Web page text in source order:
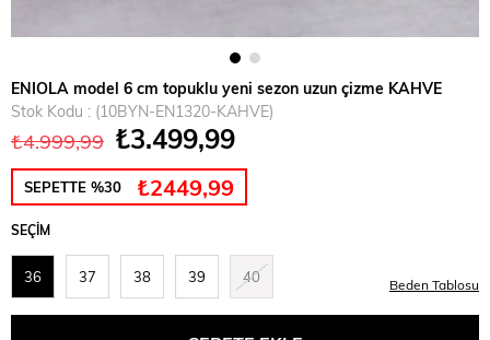
ENIOLA model 6 cm topuklu yeni sezon uzun çizme KAHVE
Stok Kodu
(10BYN-EN1320-KAHVE)
₺4.999,99 ₺3.499,99
SEPETTE %30 ₺2449,99
SEÇIM
36 37 38 39 40 Beden Tablosu